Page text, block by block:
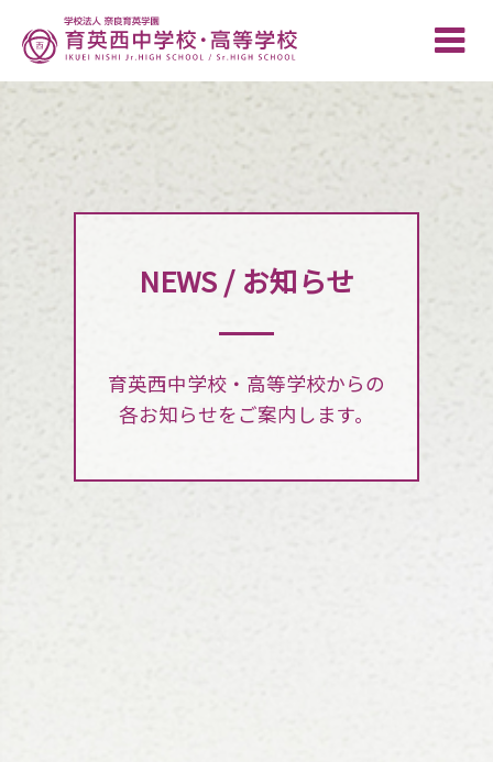
Toggle
NEWS / お知らせ
育英西中学校・高等学校からの
各お知らせをご案内します。